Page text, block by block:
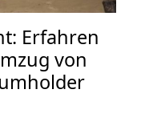
Erfahren
von